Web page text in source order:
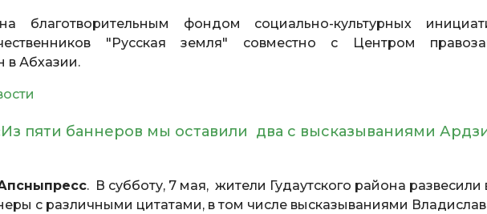
благотворительным фондом социально-культурных
"Русская земля" совместно с Центром
в Абхазии.
пяти баннеров мы оставили два с высказываниями
. В субботу, 7 мая, жители Гудаутского района развесили
с различными цитатами, в том числе высказываниями